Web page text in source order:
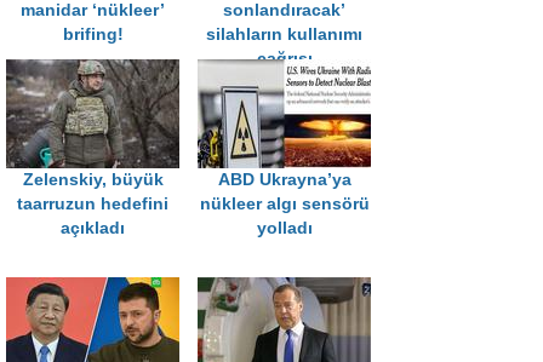
manidar ‘nükleer’
brifing!
sonlandıracak’
silahların kullanımı
çağrısı
Zelenskiy, büyük
taarruzun hedefini
açıkladı
ABD Ukrayna’ya
nükleer algı sensörü
yolladı